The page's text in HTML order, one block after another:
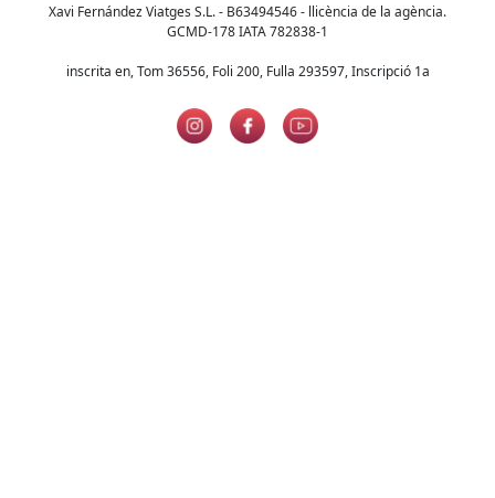
Xavi Fernández Viatges S.L. - B63494546 - llicència de la agència.
GCMD-178 IATA 782838-1
inscrita en, Tom 36556, Foli 200, Fulla 293597, Inscripció 1a